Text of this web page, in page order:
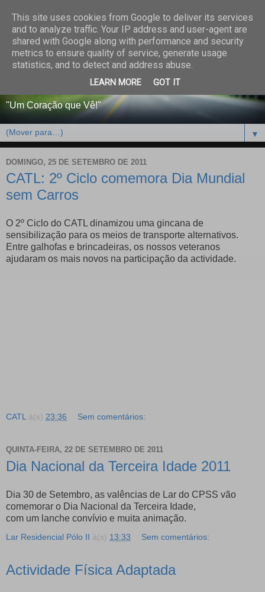
CENTRO PAROQUIAL E
SOCIAL DO SALVADOR
DE BEJA
"Um Coração que Vê!"
▼
DOMINGO, 25 DE SETEMBRO DE 2011
CATL: 2º Ciclo comemora Dia Mundial
sem Carros
O 2º Ciclo do CATL dinamizou uma gincana de
sensibilização para os meios de transporte alternativos.
Entre galhofas e brincadeiras, os nossos veteranos
ajudaram os mais novos na participação da actividade.
CATL à(s) 23:36 Sem comentários:
QUINTA-FEIRA, 22 DE SETEMBRO DE 2011
Dia Nacional da Terceira Idade 2011
Dia 30 de Setembro, as valências de Lar do CPSS vão
comemorar o Dia Nacional da Terceira Idade,
com um lanche convívio e muita animação.
Lar Residencial Pólo II à(s) 13:33 Sem comentários:
Actividade Física Adaptada
This site uses cookies from Google to deliver its services
and to analyze traffic. Your IP address and user-agent are
shared with Google along with performance and security
metrics to ensure quality of service, generate usage
statistics, and to detect and address abuse.
LEARN MORE GOT IT